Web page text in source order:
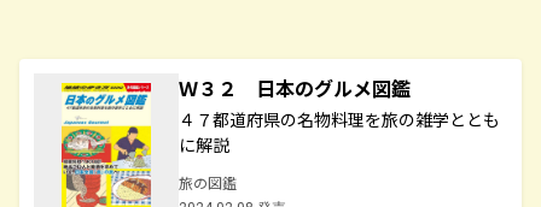
Ｗ３２ 日本のグルメ図鑑
４７都道府県の名物料理を旅の雑学ととも
に解説
旅の図鑑